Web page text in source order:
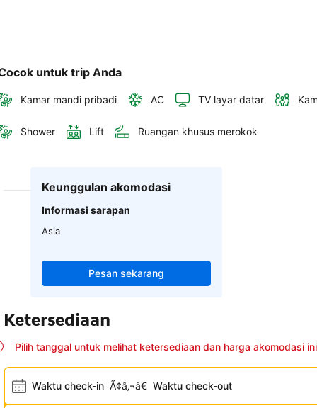
untuk trip Anda
Kamar mandi pribadi AC TV layar datar
Shower Lift Ruangan khusus merokok
Keunggulan akomodasi
Informasi sarapan
Asia
Pesan sekarang
Ketersediaan
Pilih tanggal untuk melihat ketersediaan dan harga akomodasi ini
Waktu check-in Ã¢â‚¬â€ Waktu check-out